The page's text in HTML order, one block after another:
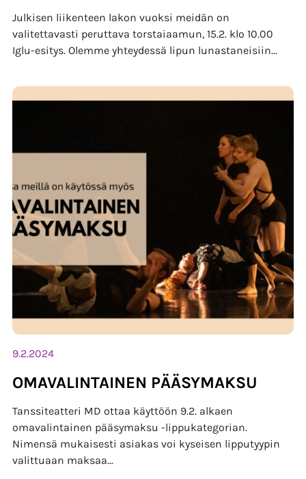
Julkisen liikenteen lakon vuoksi meidän on
valitettavasti peruttava torstaiaamun, 15.2. klo 10.00
Iglu-esitys. Olemme yhteydessä lipun lunastaneisiin...
9.2.2024
OMAVALINTAINEN PÄÄSYMAKSU
Tanssiteatteri MD ottaa käyttöön 9.2. alkaen
omavalintainen pääsymaksu -lippukategorian.
Nimensä mukaisesti asiakas voi kyseisen lipputyypin
valittuaan maksaa...